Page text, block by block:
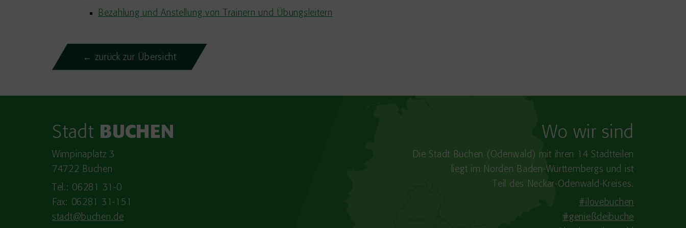
Bezahlung und Anstellung von Trainern und Übungsleitern
← zurück zur Übersicht
Stadt BUCHEN
Wimpinaplatz 3
74722 Buchen
Tel.: 06281 31-0
Fax: 06281 31-151
stadt@buchen.de
Wo wir sind
Die Stadt Buchen (Odenwald) mit ihren 14 Stadtteilen
liegt im Norden Baden-​Württembergs und ist
Teil des Neckar-Odenwald-Kreises.
#ilovebuchen
#genießdeibuche